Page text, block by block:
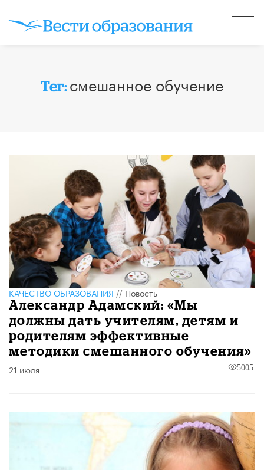
Тег:смешанное обучение
КАЧЕСТВО ОБРАЗОВАНИЯ //Новость
Александр Адамский: «Мы
должны дать учителям, детям и
родителям эффективные
методики смешанного обучения»
21 июля 5005